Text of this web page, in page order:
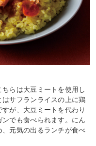
らは大豆ミートを使用し
サフランライスの上に鶏
が、大豆ミートを代わり
でも食べられます。にん
元気の出るランチが食べ